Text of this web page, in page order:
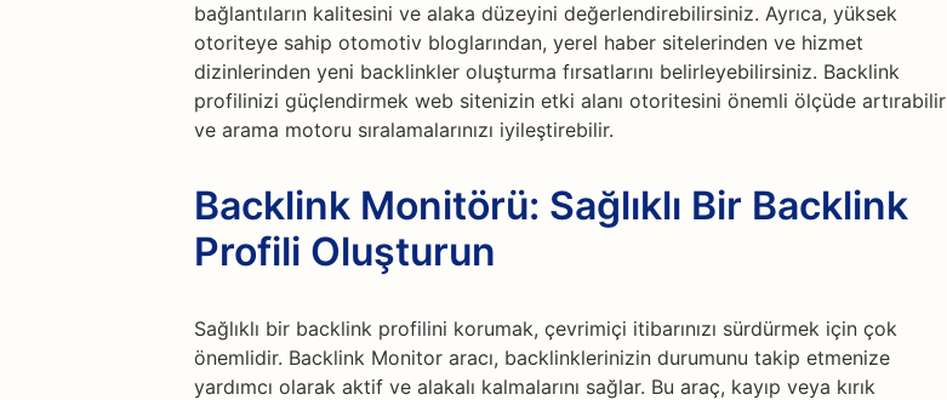
bağlantıların kalitesini ve alaka düzeyini değerlendirebilirsiniz. Ayrıca, yüksek
otoriteye sahip otomotiv bloglarından, yerel haber sitelerinden ve hizmet
dizinlerinden yeni backlinkler oluşturma fırsatlarını belirleyebilirsiniz. Backlink
profilinizi güçlendirmek web sitenizin etki alanı otoritesini önemli ölçüde artırabilir
ve arama motoru sıralamalarınızı iyileştirebilir.
Backlink Monitörü: Sağlıklı Bir Backlink
Profili Oluşturun
Sağlıklı bir backlink profilini korumak, çevrimiçi itibarınızı sürdürmek için çok
önemlidir. Backlink Monitor aracı, backlinklerinizin durumunu takip etmenize
yardımcı olarak aktif ve alakalı kalmalarını sağlar. Bu araç, kayıp veya kırık